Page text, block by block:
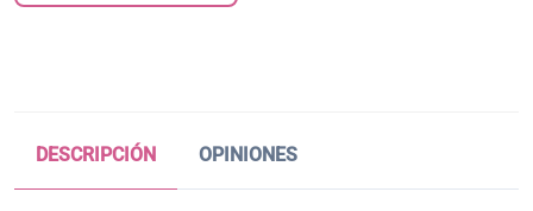
DESCRIPCIÓN OPINIONES